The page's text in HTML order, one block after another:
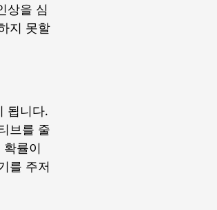
상을 심
지 못할
됩니다.
브를 줄
률이
를 주저